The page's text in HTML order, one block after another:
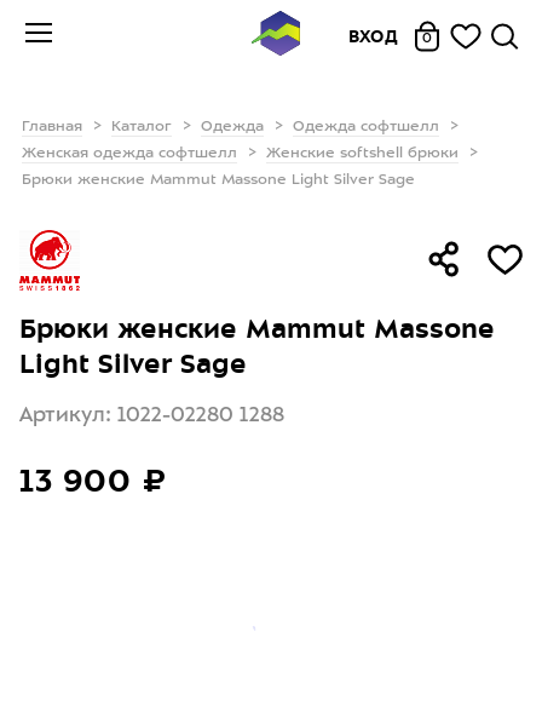
ВХОД 0
Главная Каталог Одежда
Одежда софтшелл
Женская одежда софтшелл
Женские softshell брюки
Брюки женские Mammut Massone Light Silver Sage
Брюки женские Mammut Massone
Light Silver Sage
Артикул: 1022-02280 1288
13 900 ₽